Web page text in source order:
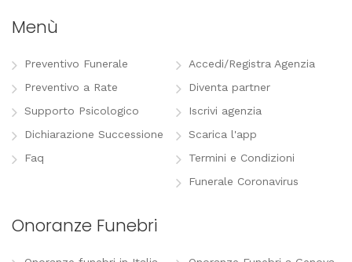
Menù
Preventivo Funerale
Preventivo a Rate
Supporto Psicologico
Dichiarazione Successione
Faq
Accedi/Registra Agenzia
Diventa partner
Iscrivi agenzia
Scarica l'app
Termini e Condizioni
Funerale Coronavirus
Onoranze Funebri